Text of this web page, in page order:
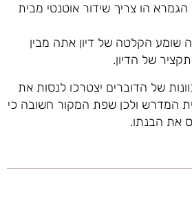
הו צריך שידור אוטנטי מבית
הקלטה של דיון אתה מבין
של הדיון.
של הדוברים יצטרכו לנסות את
המדרש ולכן שפת המקור חשובה כי
את הבנתו.